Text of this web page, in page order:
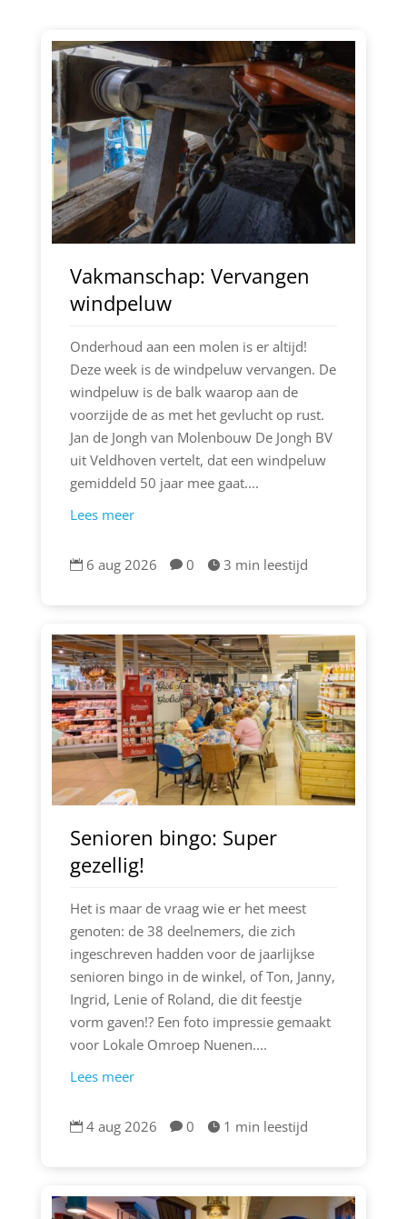
Vakmanschap: Vervangen
windpeluw
Onderhoud aan een molen is er altijd!
Deze week is de windpeluw vervangen. De
windpeluw is de balk waarop aan de
voorzijde de as met het gevlucht op rust.
Jan de Jongh van Molenbouw De Jongh BV
uit Veldhoven vertelt, dat een windpeluw
gemiddeld 50 jaar mee gaat....
Lees meer
 6 aug 2026  0  3 min leestijd
Senioren bingo: Super
gezellig!
Het is maar de vraag wie er het meest
genoten: de 38 deelnemers, die zich
ingeschreven hadden voor de jaarlijkse
senioren bingo in de winkel, of Ton, Janny,
Ingrid, Lenie of Roland, die dit feestje
vorm gaven!? Een foto impressie gemaakt
voor Lokale Omroep Nuenen....
Lees meer
 4 aug 2026  0  1 min leestijd